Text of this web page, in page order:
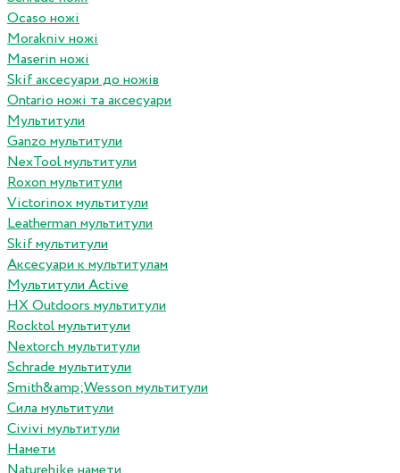
Ocaso ножі
Morakniv ножі
Maserin ножі
Skif аксесуари до ножів
Ontario ножі та аксесуари
Мультитули
Ganzo мультитули
NexTool мультитули
Roxon мультитули
Victorinox мультитули
Leatherman мультитули
Skif мультитули
Аксесуари к мультитулам
Мультитули Active
HX Outdoors мультитули
Rocktol мультитули
Nextorch мультитули
Schrade мультитули
Smith&amp;Wesson мультитули
Сила мультитули
Civivi мультитули
Намети